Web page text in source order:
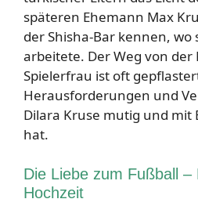
späteren Ehemann Max
der Shisha-Bar kennen, wo
arbeitete. Der Weg von der
Spielerfrau ist oft
Herausforderungen und
Dilara Kruse mutig und
hat.
Die Liebe zum Fußball –
Hochzeit